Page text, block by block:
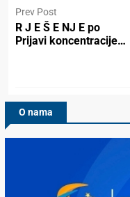
Prev Post
R J E Š E NJ E po
Prijavi koncentracije…
O nama